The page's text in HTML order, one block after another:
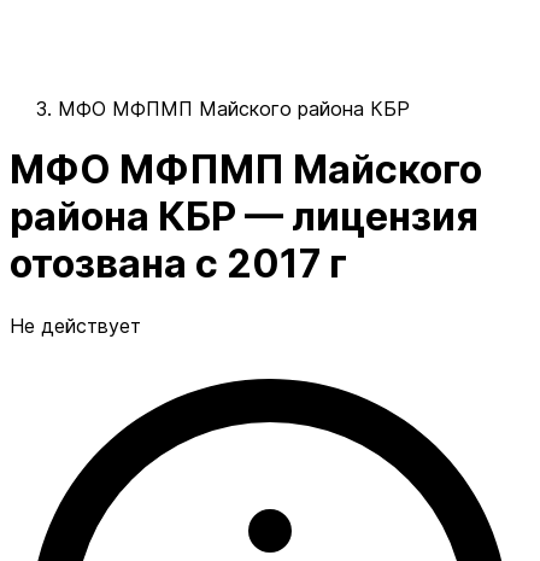
МФО МФПМП Майского района КБР
МФО МФПМП Майского
района КБР — лицензия
отозвана с 2017 г
Не действует